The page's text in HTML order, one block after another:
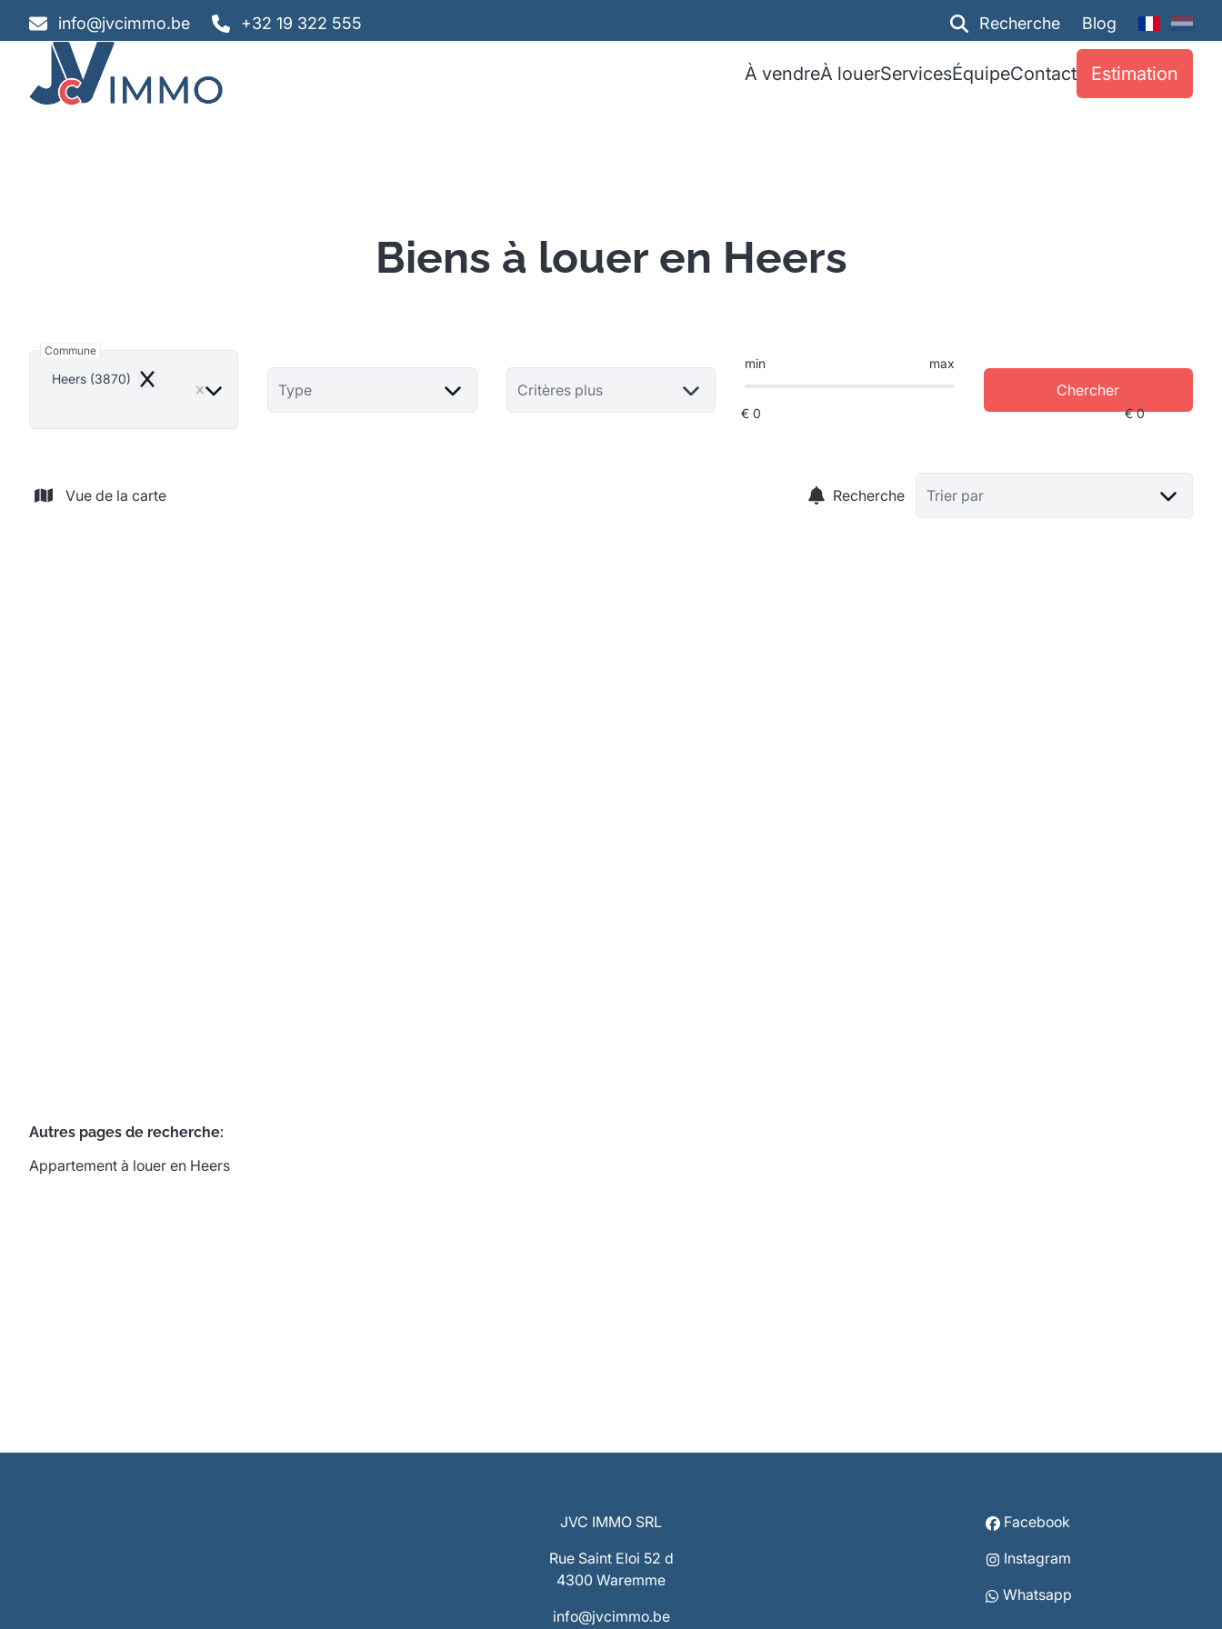
info@jvcimmo.be +32 19 322 555 Recherche Blog
À vendreÀ louerServicesÉquipeContact Estimation
Biens à louer en Heers
Commune
Heers (3870)
Remove Type Critères plus
min max
Chercher
Vue de la carte Recherche Trier par
Autres pages de recherche:
Appartement à louer en Heers
JVC IMMO SRL
Rue Saint Eloi 52 d
4300 Waremme
info@jvcimmo.be
Facebook
Instagram
Whatsapp